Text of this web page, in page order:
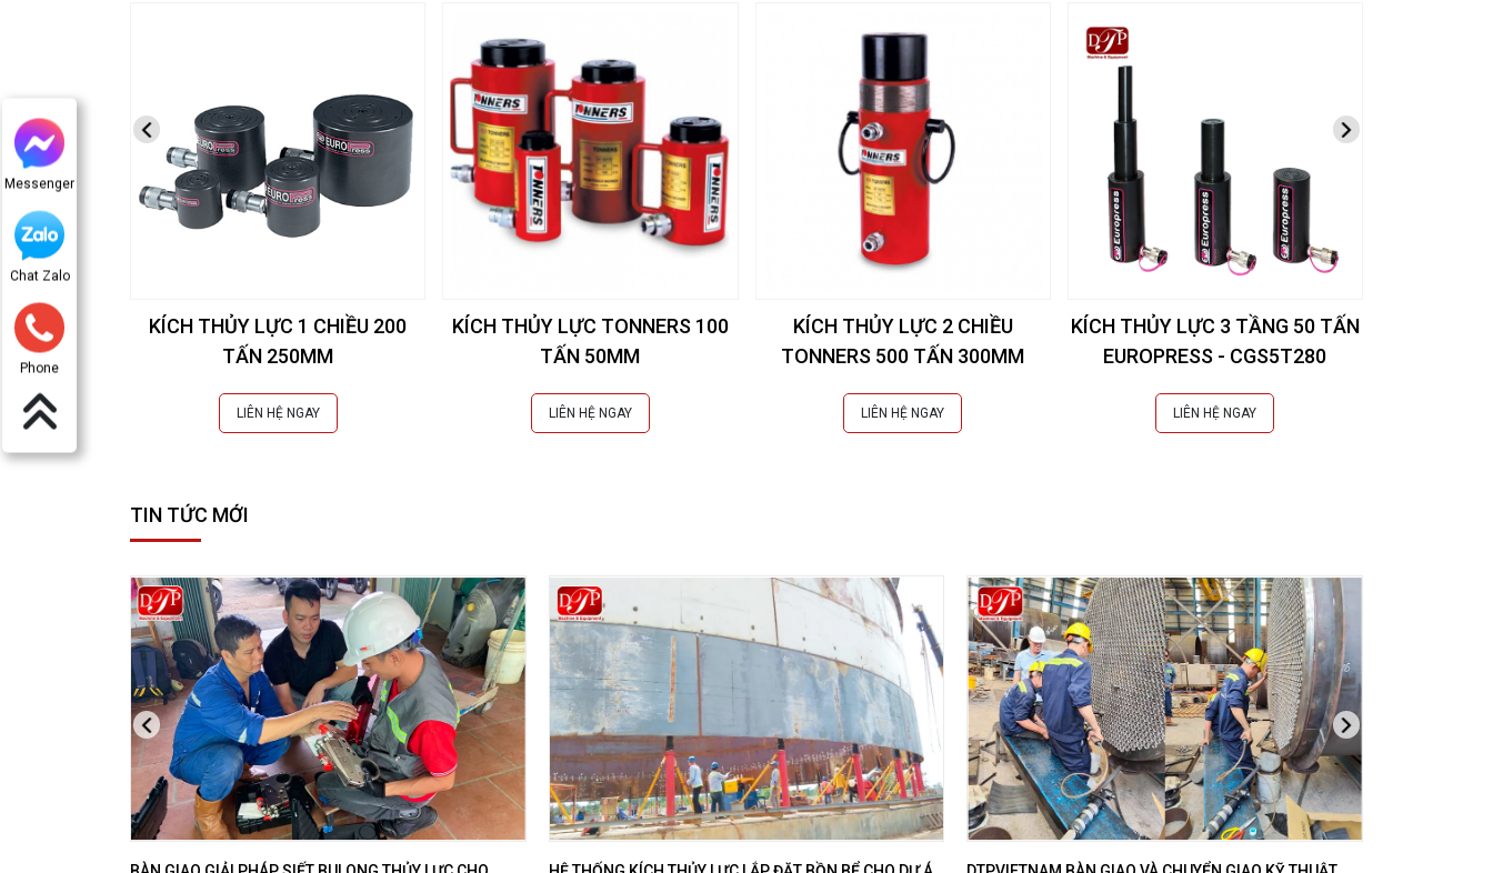
Messenger
Chat Zalo
Phone
KÍCH THỦY LỰC 1 CHIỀU 200
TẤN 250MM
LIÊN HỆ NGAY
KÍCH THỦY LỰC TONNERS 100
TẤN 50MM
LIÊN HỆ NGAY
KÍCH THỦY LỰC 2 CHIỀU
TONNERS 500 TẤN 300MM
LIÊN HỆ NGAY
KÍCH THỦY LỰC 3 TẦNG 50 TẤN
EUROPRESS - CGS5T280
LIÊN HỆ NGAY
TIN TỨC MỚI